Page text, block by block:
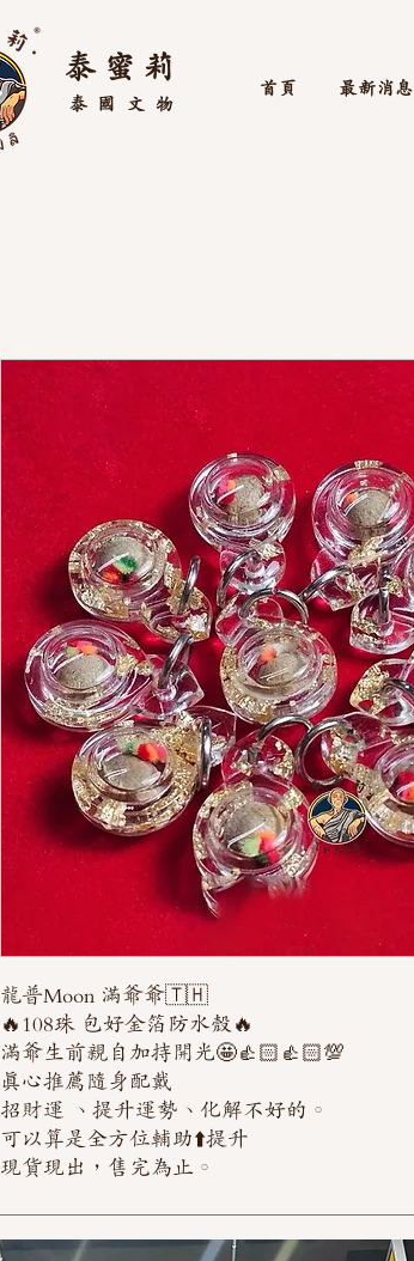
泰 蜜 莉
文物
泰國
首頁 最新消息
龍普Moon 滿爺爺🇹🇭
🔥108珠 包好金箔防水殼🔥
滿爺生前親自加持開光🤩👍🏻👍🏻💯
真心推薦隨身配戴
招財運 、提升運勢、化解不好的。
可以算是全方位輔助⬆️提升
現貨現出，售完為止。